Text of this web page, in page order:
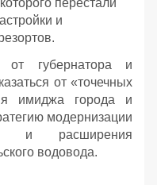
и
от губернатора и
от «точечных
имиджа города и
модернизации
и расширения
водовода.